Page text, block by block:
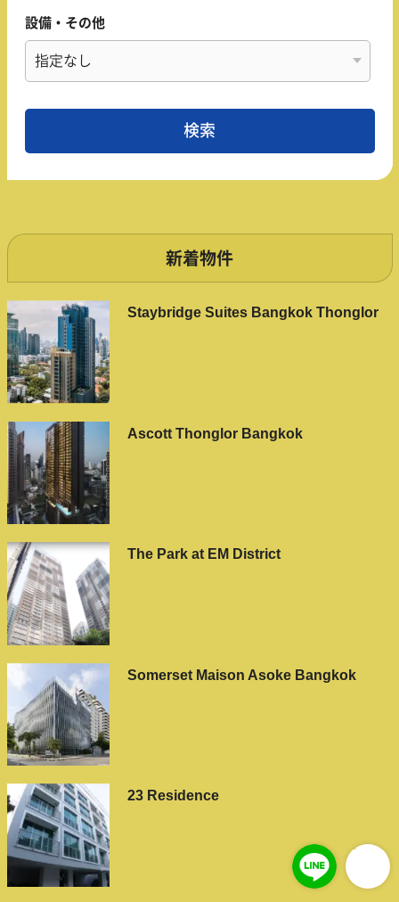
設備・その他
新着物件
Staybridge Suites Bangkok Thonglor
Ascott Thonglor Bangkok
The Park at EM District
Somerset Maison Asoke Bangkok
23 Residence